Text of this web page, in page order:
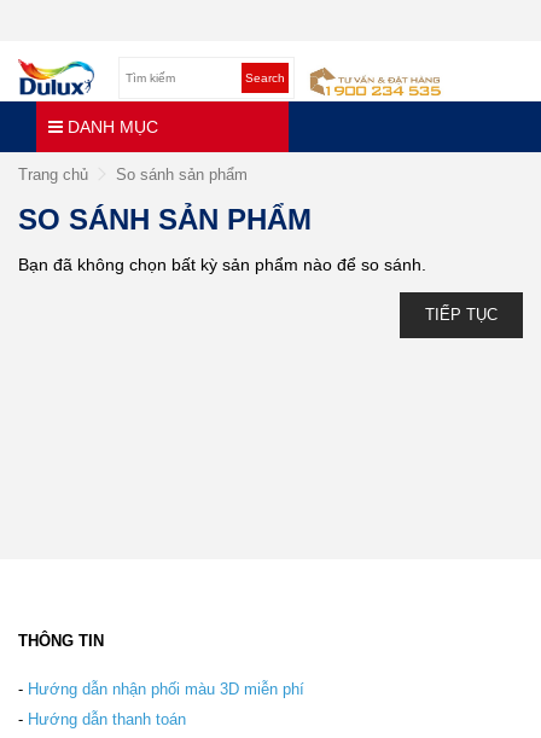
Search
DANH MỤC
Trang chủ So sánh sản phẩm
SO SÁNH SẢN PHẨM
Bạn đã không chọn bất kỳ sản phẩm nào để so sánh.
TIẾP TỤC
THÔNG TIN
- Hướng dẫn nhận phối màu 3D miễn phí
- Hướng dẫn thanh toán